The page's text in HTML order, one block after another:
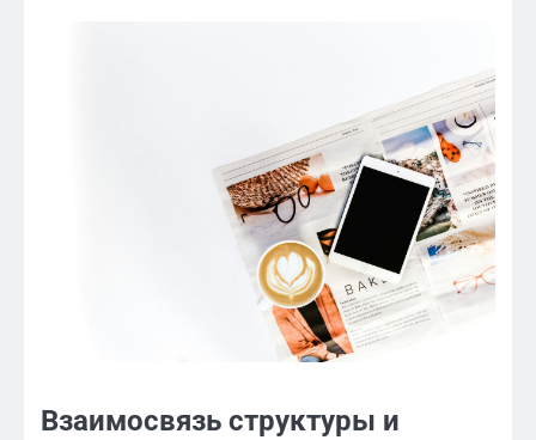
Взаимосвязь структуры и